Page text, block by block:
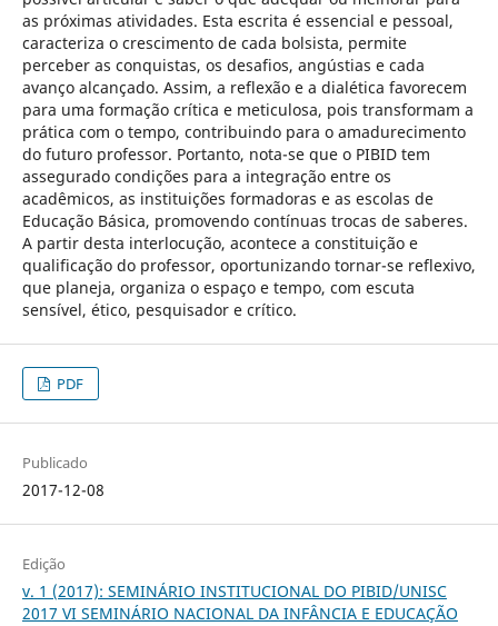
as próximas atividades. Esta escrita é essencial e pessoal,
caracteriza o crescimento de cada bolsista, permite
perceber as conquistas, os desafios, angústias e cada
avanço alcançado. Assim, a reflexão e a dialética favorecem
para uma formação crítica e meticulosa, pois transformam a
prática com o tempo, contribuindo para o amadurecimento
do futuro professor. Portanto, nota-se que o PIBID tem
assegurado condições para a integração entre os
acadêmicos, as instituições formadoras e as escolas de
Educação Básica, promovendo contínuas trocas de saberes.
A partir desta interlocução, acontece a constituição e
qualificação do professor, oportunizando tornar-se reflexivo,
que planeja, organiza o espaço e tempo, com escuta
sensível, ético, pesquisador e crítico.
PDF
Publicado
2017-12-08
Edição
v. 1 (2017): SEMINÁRIO INSTITUCIONAL DO PIBID/UNISC
2017 VI SEMINÁRIO NACIONAL DA INFÂNCIA E EDUCAÇÃO